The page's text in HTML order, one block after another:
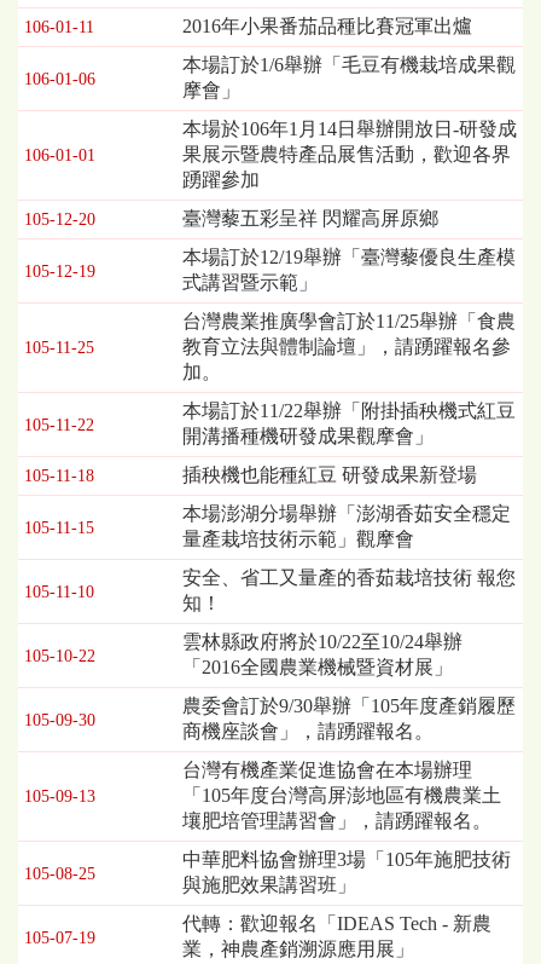
表，
欄
位
為：
布
日
期、
標
106-01-11 2016年小果番茄品種比賽冠軍出爐
106-01-06
本場訂於1/6舉辦「毛豆有機栽培成果觀
摩會」
106-01-01
本場於106年1月14日舉辦開放日-研發成
果展示暨農特產品展售活動，歡迎各界
踴躍參加
105-12-20 臺灣藜五彩呈祥 閃耀高屏原鄉
105-12-19
本場訂於12/19舉辦「臺灣藜優良生產模
式講習暨示範」
105-11-25
台灣農業推廣學會訂於11/25舉辦「食農
教育立法與體制論壇」，請踴躍報名參
加。
105-11-22
本場訂於11/22舉辦「附掛插秧機式紅豆
開溝播種機研發成果觀摩會」
105-11-18 插秧機也能種紅豆 研發成果新登場
105-11-15
本場澎湖分場舉辦「澎湖香茹安全穩定
量產栽培技術示範」觀摩會
105-11-10
安全、省工又量產的香茹栽培技術 報您
知！
105-10-22
雲林縣政府將於10/22至10/24舉辦
「2016全國農業機械暨資材展」
105-09-30
農委會訂於9/30舉辦「105年度產銷履歷
商機座談會」，請踴躍報名。
105-09-13
台灣有機產業促進協會在本場辦理
「105年度台灣高屏澎地區有機農業土
壤肥培管理講習會」，請踴躍報名。
105-08-25
中華肥料協會辦理3場「105年施肥技術
與施肥效果講習班」
105-07-19
代轉：歡迎報名「IDEAS Tech - 新農
業，神農產銷溯源應用展」